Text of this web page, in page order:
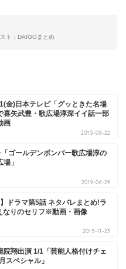
ト：DAIGOまとめ
金)日本テレビ「グッときた名場
喜矢武豊・歌広場淳深イイ話一部
画
2015-08-22
ゴールデンボンバー歌広場淳の
」
2019-06-29
】ドラマ第5話 ネタバレまとめ!ラ
なりのセリフ※動画・画像
2015-11-23
院翔出演 1/1「芸能人格付けチェ
スペシャル」